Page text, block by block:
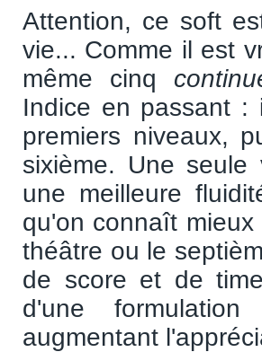
Attention, ce soft
vie... Comme il est
même cinq
Indice en passant :
premiers niveaux,
sixième. Une
une meilleure
qu'on connaît
théâtre ou le
de score et de
d'une
augmentant